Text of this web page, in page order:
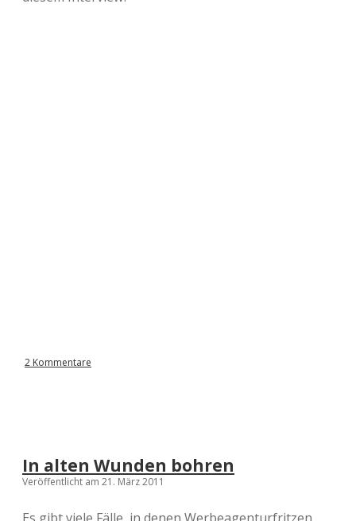
2 Kommentare
In alten Wunden bohren
Veröffentlicht am 21. März 2011